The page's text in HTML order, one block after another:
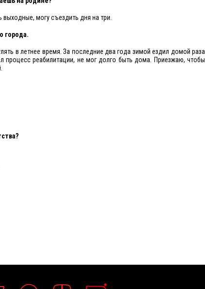
могу съездить дня на три.
города.
в летнее время. За последние два года зимой ездил домой раза
процесс реабилитации, не мог долго быть дома. Приезжаю, чтобы